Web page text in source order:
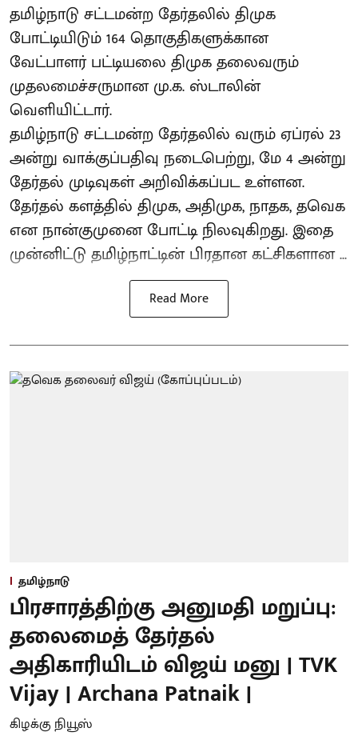
தமிழ்நாடு சட்டமன்ற தேர்தலில் திமுக
போட்டியிடும் 164 தொகுதிகளுக்கான
வேட்பாளர் பட்டியலை திமுக தலைவரும்
முதலமைச்சருமான மு.க. ஸ்டாலின்
வெளியிட்டார்.
தமிழ்நாடு சட்டமன்ற தேர்தலில் வரும் ஏப்ரல் 23
அன்று வாக்குப்பதிவு நடைபெற்று, மே 4 அன்று
தேர்தல் முடிவுகள் அறிவிக்கப்பட உள்ளன.
தேர்தல் களத்தில் திமுக, அதிமுக, நாதக, தவெக
என நான்குமுனை போட்டி நிலவுகிறது. இதை
முன்னிட்டு தமிழ்நாட்டின் பிரதான கட்சிகளான ...
Read More
தமிழ்நாடு
பிரசாரத்திற்கு அனுமதி மறுப்பு:
தலைமைத் தேர்தல்
அதிகாரியிடம் விஜய் மனு | TVK
Vijay | Archana Patnaik |
கிழக்கு நியூஸ்